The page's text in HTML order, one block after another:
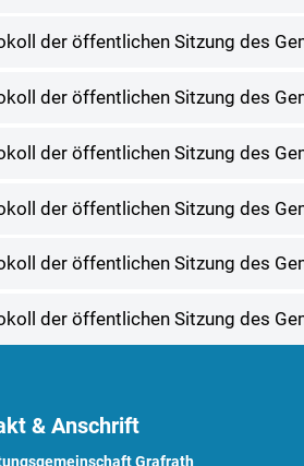
der öffentlichen Sitzung des
der öffentlichen Sitzung des
der öffentlichen Sitzung des
der öffentlichen Sitzung des
der öffentlichen Sitzung des
der öffentlichen Sitzung des
& Anschrift
Grafrath